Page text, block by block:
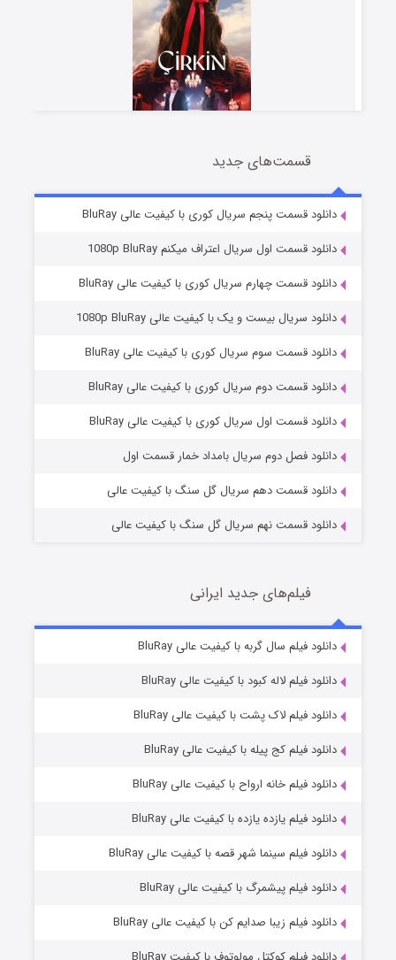
سریال زشت
قسمت2 (زیرنویس) منتشر شد
مردگان متحرک: شهر مرده ۳
قسمت2 (زیرنویس) منتشر شد
قسمت7 (زیرنویس) منتشر شد
قسمت‌های جدید
دانلود قسمت پنجم سریال کوری با کیفیت عالی BluRay
دانلود قسمت اول سریال اعتراف میکنم 1080p BluRay
دانلود قسمت چهارم سریال کوری با کیفیت عالی BluRay
دانلود سریال بیست و یک با کیفیت عالی 1080p BluRay
دانلود قسمت سوم سریال کوری با کیفیت عالی BluRay
دانلود قسمت دوم سریال کوری با کیفیت عالی BluRay
دانلود قسمت اول سریال کوری با کیفیت عالی BluRay
دانلود فصل دوم سریال بامداد خمار قسمت اول
دانلود قسمت دهم سریال گل سنگ با کیفیت عالی
دانلود قسمت نهم سریال گل سنگ با کیفیت عالی
فیلم‌های جدید ایرانی
دانلود فیلم سال گربه با کیفیت عالی BluRay
دانلود فیلم لاله کبود با کیفیت عالی BluRay
دانلود فیلم لاک پشت با کیفیت عالی BluRay
دانلود فیلم کج‌ پیله با کیفیت عالی BluRay
دانلود فیلم خانه ارواح با کیفیت عالی BluRay
دانلود فیلم یازده یازده با کیفیت عالی BluRay
دانلود فیلم سینما شهر قصه با کیفیت عالی BluRay
دانلود فیلم پیشمرگ با کیفیت عالی BluRay
دانلود فیلم زیبا صدایم کن با کیفیت عالی BluRay